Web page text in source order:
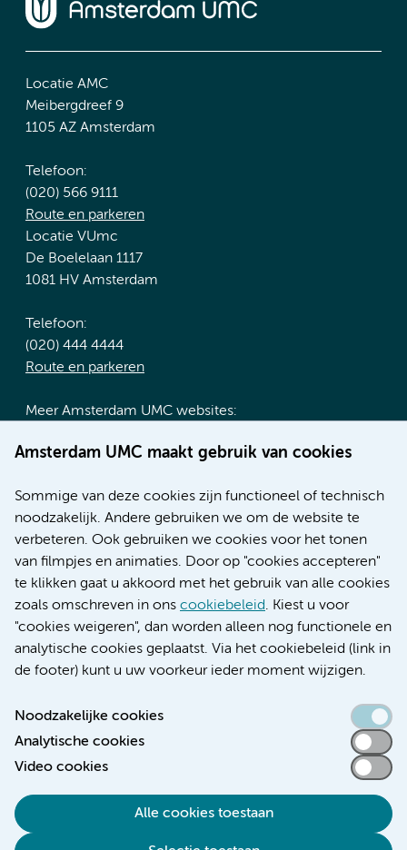
Amsterdam UMC maakt gebruik van cookies
Sommige van deze cookies zijn functioneel of technisch
noodzakelijk. Andere gebruiken we om de website te
verbeteren. Ook gebruiken we cookies voor het tonen
van filmpjes en animaties. Door op "cookies accepteren"
te klikken gaat u akkoord met het gebruik van alle cookies
zoals omschreven in ons cookiebeleid. Kiest u voor
"cookies weigeren", dan worden alleen nog functionele en
analytische cookies geplaatst. Via het cookiebeleid (link in
de footer) kunt u uw voorkeur ieder moment wijzigen.
Noodzakelijke cookies
Analytische cookies
Video cookies
Alle cookies toestaan
Locatie AMC
Meibergdreef 9
1105 AZ Amsterdam
Telefoon:
(020) 566 9111
Route en parkeren
Locatie VUmc
De Boelelaan 1117
1081 HV Amsterdam
Telefoon:
(020) 444 4444
Route en parkeren
Meer Amsterdam UMC websites:
Werken bij Amsterdam UMC
Nieuws
Research
Educatie locatie AMC
Educatie locatie VUmc
Verwijzen & diagnostiek
Toegankelijkheidsverklaring
Responsible disclosure